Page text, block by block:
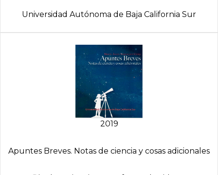
Universidad Autónoma de Baja California Sur
2019
Apuntes Breves. Notas de ciencia y cosas adicionales